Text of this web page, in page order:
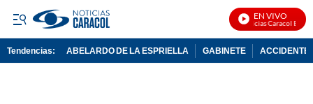
EN VIVO
Noticias Caracol En Vivo
Tendencias: ABELARDO DE LA ESPRIELLA GABINETE ACCIDENTE